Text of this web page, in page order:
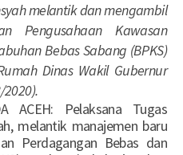
melantik dan mengambil
Pengusahaan Kawasan
Bebas Sabang (BPKS)
Dinas Wakil Gubernur
2020).
ACEH: Pelaksana Tugas
melantik manajemen baru
Perdagangan Bebas dan